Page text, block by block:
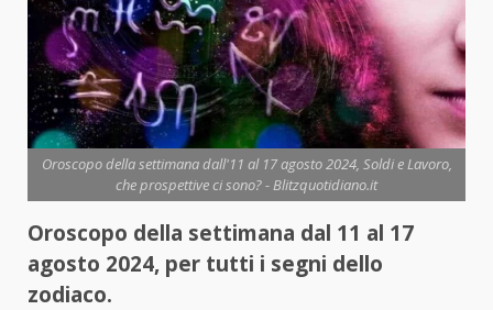
Oroscopo della settimana dall'11 al 17 agosto 2024, Soldi e Lavoro,
che prospettive ci sono? - Blitzquotidiano.it
Oroscopo della settimana dal 11 al 17
agosto 2024, per tutti i segni dello
zodiaco.